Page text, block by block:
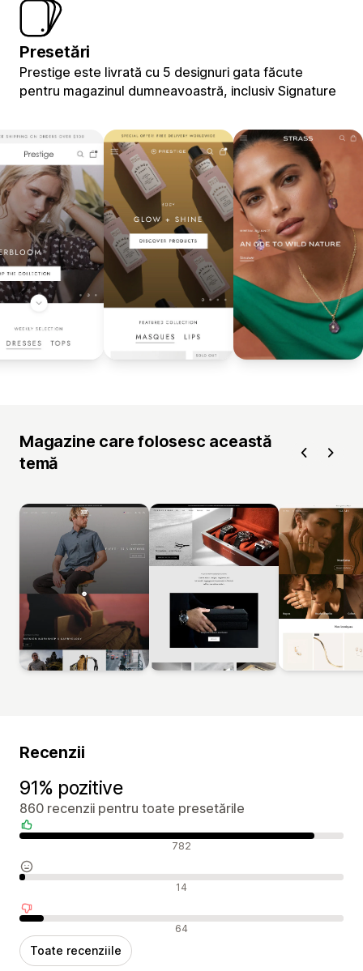
Presetări
Prestige este livrată cu 5 designuri gata făcute
pentru magazinul dumneavoastră, inclusiv Signature
Magazine care folosesc această
temă
Recenzii
91% pozitive
860 recenzii pentru toate presetările
782
14
64
Toate recenziile